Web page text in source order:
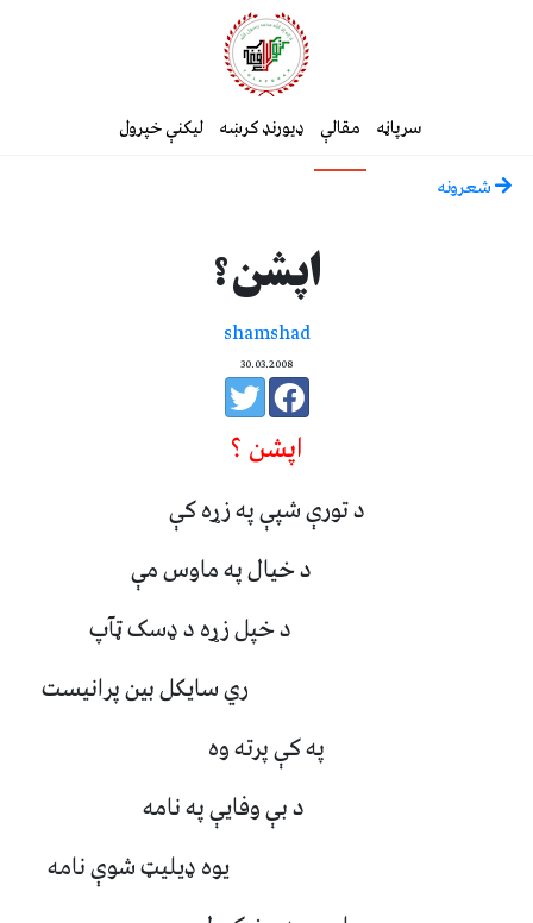
سرپاڼه مقالې ډیورنډ کرښه لیکنې خپرول
شعرونه
اپشن؟
shamshad
30.03.2008
اپشن ؟
د تورې شپې په زړه کې
د خيال په ماوس مې
د خپل زړه د ډسک ټآپ
ري سايکل بين پرانيست
په کې پرته وه
د بې وفايې په نامه
يوه ډيليټ شوې نامه